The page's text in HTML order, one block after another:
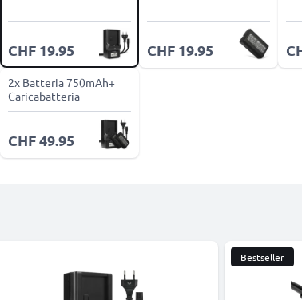
CHF 19.95 CHF 19.95
2x Batteria 750mAh+
Caricabatteria
CHF 49.95
Bestseller